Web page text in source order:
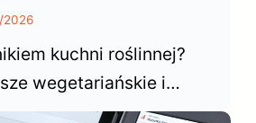
kuchni roślinnej?
wegetariańskie i
w Warszawie,